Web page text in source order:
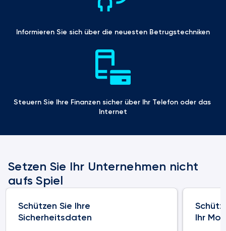
Informieren Sie sich über die neuesten Betrugstechniken
Steuern Sie Ihre Finanzen sicher über Ihr Telefon oder das
Internet
Setzen Sie Ihr Unternehmen nicht
aufs Spiel
Schützen Sie Ihre
Sicherheitsdaten
Ihr